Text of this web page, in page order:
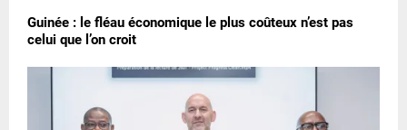
Guinée : le fléau économique le plus coûteux n’est pas
celui que l’on croit